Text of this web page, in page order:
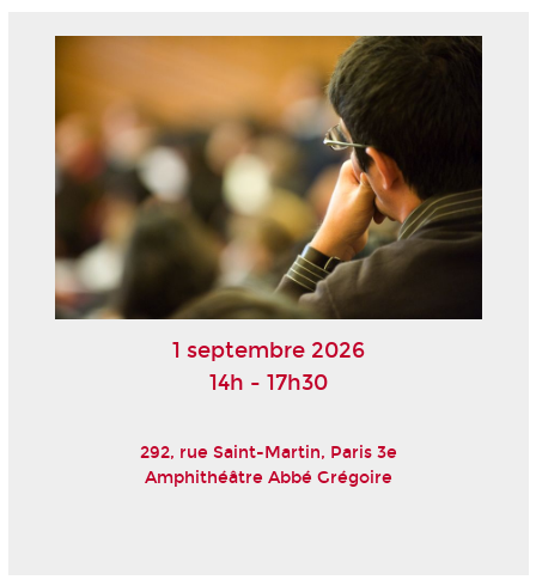
1 septembre 2026
14h - 17h30
292, rue Saint-Martin, Paris 3e
Amphithéâtre Abbé Grégoire